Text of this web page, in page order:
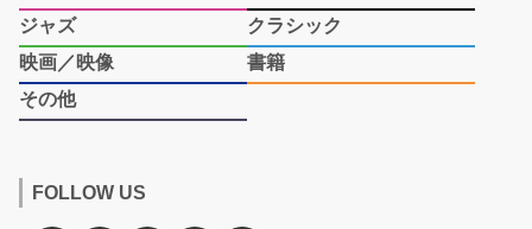
ジャズ
クラシック
映画／映像
書籍
その他
FOLLOW US